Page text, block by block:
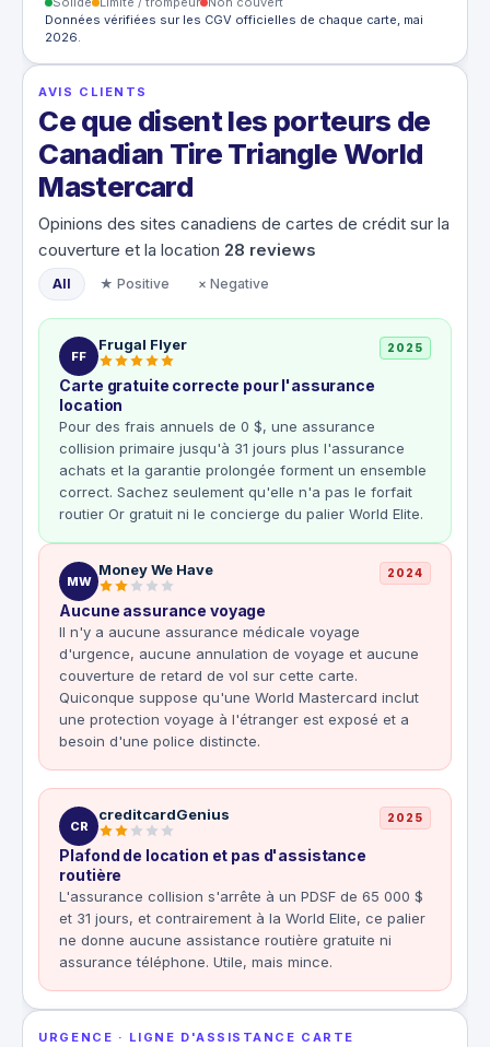
Données vérifiées sur les CGV officielles de chaque carte, mai
2026.
AVIS CLIENTS
Ce que disent les porteurs de
Canadian Tire Triangle World
Mastercard
Opinions des sites canadiens de cartes de crédit sur la
couverture et la location 28 reviews
All ★ Positive × Negative
FF
Frugal Flyer 2025
Carte gratuite correcte pour l'assurance
location
Pour des frais annuels de 0 $, une assurance
collision primaire jusqu'à 31 jours plus l'assurance
achats et la garantie prolongée forment un ensemble
correct. Sachez seulement qu'elle n'a pas le forfait
routier Or gratuit ni le concierge du palier World Elite.
MW
Money We Have 2024
Aucune assurance voyage
Il n'y a aucune assurance médicale voyage
d'urgence, aucune annulation de voyage et aucune
couverture de retard de vol sur cette carte.
Quiconque suppose qu'une World Mastercard inclut
une protection voyage à l'étranger est exposé et a
besoin d'une police distincte.
CR
creditcardGenius 2025
Plafond de location et pas d'assistance
routière
L'assurance collision s'arrête à un PDSF de 65 000 $
et 31 jours, et contrairement à la World Elite, ce palier
ne donne aucune assistance routière gratuite ni
assurance téléphone. Utile, mais mince.
URGENCE · LIGNE D'ASSISTANCE CARTE